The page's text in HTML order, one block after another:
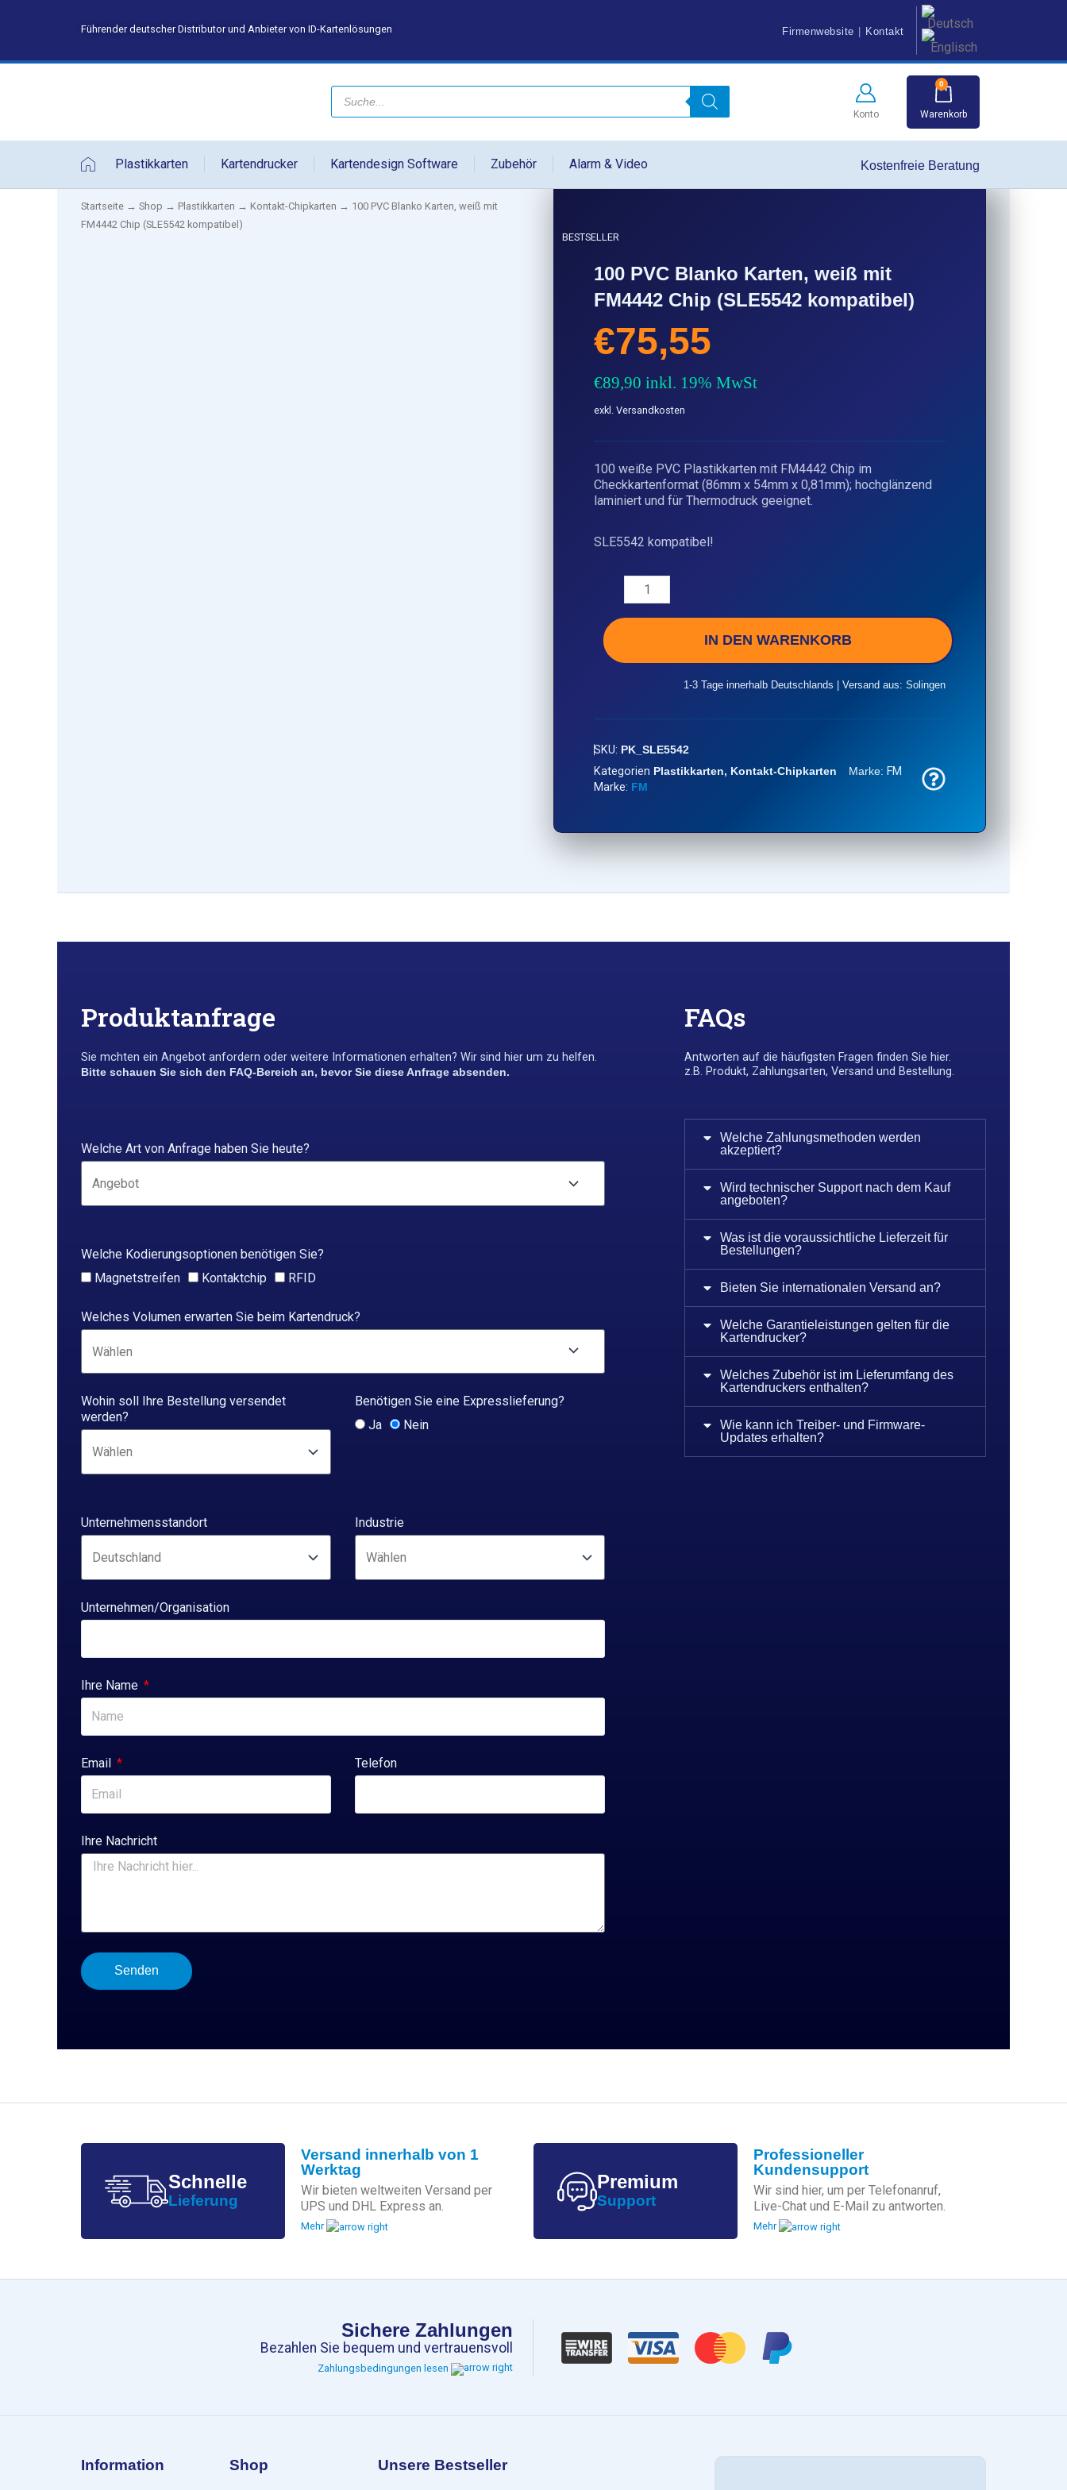
Führender deutscher Distributor und Anbieter von ID-Kartenlösungen Firmenwebsite Kontakt
Konto
0
Warenkorb
Plastikkarten Kartendrucker Kartendesign Software Zubehör Alarm & Video Kostenfreie Beratung
Startseite → Shop → Plastikkarten → Kontakt-Chipkarten → 100 PVC Blanko Karten, weiß mit
FM4442 Chip (SLE5542 kompatibel)
BESTSELLER
100 PVC Blanko Karten, weiß mit
FM4442 Chip (SLE5542 kompatibel)
€75,55
€89,90 inkl. 19% MwSt
exkl. Versandkosten
100 weiße PVC Plastikkarten mit FM4442 Chip im
Checkkartenformat (86mm x 54mm x 0,81mm); hochglänzend
laminiert und für Thermodruck geeignet.
SLE5542 kompatibel!
IN DEN WARENKORB
1-3 Tage innerhalb Deutschlands | Versand aus: Solingen
SKU: PK_SLE5542
Kategorien Plastikkarten, Kontakt-Chipkarten Marke: FM
Marke: FM
Produktanfrage
Sie m￶chten ein Angebot anfordern oder weitere Informationen erhalten? Wir sind hier um zu helfen.
Bitte schauen Sie sich den FAQ-Bereich an, bevor Sie diese Anfrage absenden.
Welche Art von Anfrage haben Sie heute?
Welche Kodierungsoptionen benötigen Sie?
Magnetstreifen
Kontaktchip RFID
Welches Volumen erwarten Sie beim Kartendruck?
Wohin soll Ihre Bestellung versendet
werden?
Benötigen Sie eine Expresslieferung?
Ja
Nein
Unternehmensstandort Industrie
Unternehmen/Organisation
Ihre Name
Email Telefon
Ihre Nachricht
Senden
FAQs
Antworten auf die häufigsten Fragen finden Sie hier.
z.B. Produkt, Zahlungsarten, Versand und Bestellung.
Welche Zahlungsmethoden werden
akzeptiert?
Wird technischer Support nach dem Kauf
angeboten?
Was ist die voraussichtliche Lieferzeit für
Bestellungen?
Bieten Sie internationalen Versand an?
Welche Garantieleistungen gelten für die
Kartendrucker?
Welches Zubehör ist im Lieferumfang des
Kartendruckers enthalten?
Wie kann ich Treiber- und Firmware-
Updates erhalten?
Schnelle
Lieferung
Versand innerhalb von 1
Werktag
Wir bieten weltweiten Versand per
UPS und DHL Express an.
Mehr
Premium
Support
Professioneller
Kundensupport
Wir sind hier, um per Telefonanruf,
Live-Chat und E-Mail zu antworten.
Mehr
Sichere Zahlungen
Bezahlen Sie bequem und vertrauensvoll
Zahlungsbedingungen lesen
Information Shop Unsere Bestseller